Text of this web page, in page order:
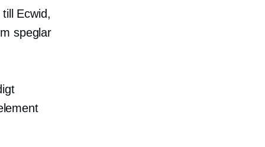
till Ecwid,
speglar